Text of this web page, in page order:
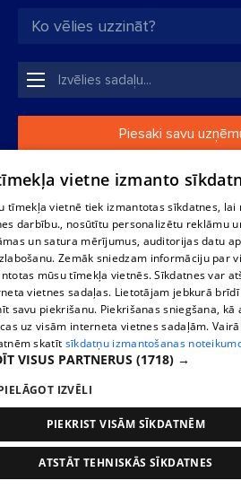
Piesaki savu
Ja tavs uzņēmums nav mūsu
formu.
1188 datu bāzes, tās daļas vai datu
vai informācijas daļas pavairošana vai
stingri aizliegta. Tāpat arī ir aizliegta
režīmā. Jebkura 1188 web lapā
pārpublicēšana ir kategoriski aizliegta
redakcijas atļaujas.
Portāla palīdzības dienests: e-pasts -
IzstrādātsSIA Helio Media2004-2026
vietne izmanto
tīmekļa vietnē tiek izmantotas sīkdatnes,
darbību., nosūtītu personalizētu reklāmu
un satura mērījumus, auditorijas datu
Zemāk sniedzam informāciju par
mūsu tīmekļa vietnēs. Sīkdatnes var
vietnes sadaļas. Lietotājam jebkurā
savu piekrišanu. Piekrišanas sniegšana,
uz visām interneta vietnes sadaļām.
skatīt sīkdatņu izmantošanas
VISUS PARTNERUS (1718) →
IZVĒLI
PIEKRIST VISĀM SĪKDATNĒM
ATSTĀT TEHNISKĀS SĪKDATNES